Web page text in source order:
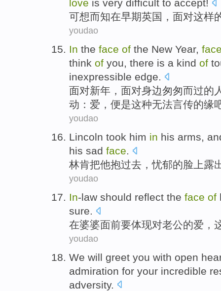
love is very difficult to accept!
可想而知在早期英国 ， 面对这样
youdao
In the face of the New Year,
think of you, there is a kind of
inexpressible edge.
面对新年 ，面对身边匆匆而过的
动 ： 爱 ，便是这种无法言传的缘
youdao
Lincoln took him in his arms,
his sad face.
林肯把他抱过去，忧郁的脸上露
youdao
In-law should reflect the face of
sure.
在婆婆面前要体现对老公的爱 ，
youdao
We will greet you with open
admiration for your incredible
adversity.